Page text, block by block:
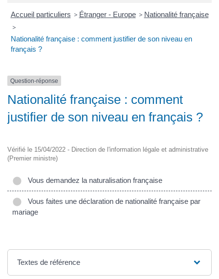
Accueil particuliers > Étranger - Europe > Nationalité française
>
Nationalité française : comment justifier de son niveau en
français ?
Question-réponse
Nationalité française : comment
justifier de son niveau en français ?
Vérifié le 15/04/2022 - Direction de l'information légale et administrative
(Premier ministre)
Vous demandez la naturalisation française
Vous faites une déclaration de nationalité française par
mariage
Textes de référence